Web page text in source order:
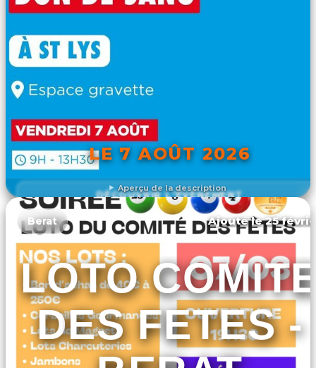
Aperçu de la description
LE 7 AOÛT 2026
DÉCOUVRIR L'ÉVÉNEMENT
Berat Ajouté le 25
LOTO
DES FETES -